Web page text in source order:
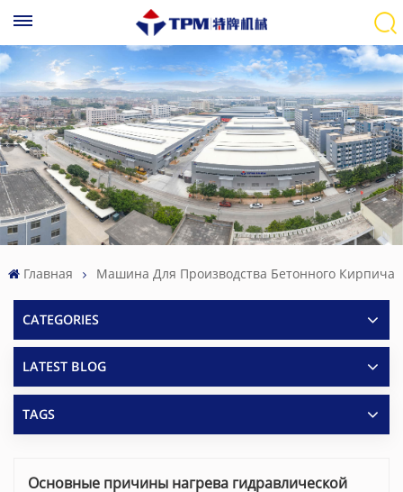
Главная Машина Для Производства Бетонного Кирпича
CATEGORIES
LATEST BLOG
TAGS
Основные причины нагрева гидравлической